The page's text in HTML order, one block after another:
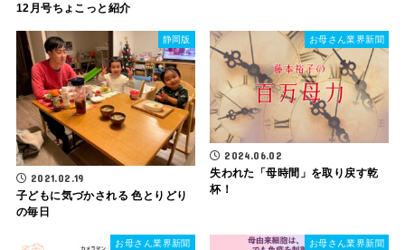
12月号ちょこっと紹介
静岡版
2021.02.19
子どもに気づかされる 色とりどり
の毎日
お母さん業界新聞
2024.06.02
失われた「母時間」を取り戻す乾
杯！
お母さん業界新聞 お母さん業界新聞